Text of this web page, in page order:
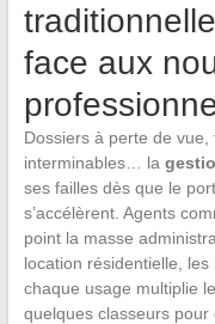
face aux
Dossiers à perte de
interminables… la
ses failles dès que le
s’accélèrent. Agents
point la masse
location résidentielle,
chaque usage multiplie
quelques classeurs pour